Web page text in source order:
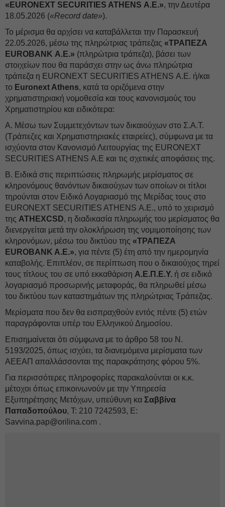
«EURONEXT SECURITIES ATHENS Α.Ε.», την Δευτέρα
18.05.2026 («Record date»).
Το μέρισμα θα αρχίσει να καταβάλλεται την Παρασκευή
22.05.2026, μέσω της πληρώτριας τράπεζας «ΤΡΑΠΕΖΑ
EUROBANK Α.Ε.» (πληρώτρια τράπεζα), βάσει των
στοιχείων που θα παράσχει στην ως άνω πληρώτρια
τράπεζα η EURONEXT SECURITIES ATHENS Α.Ε. ή/και
το Euronext Athens, κατά τα οριζόμενα στην
χρηματιστηριακή νομοθεσία και τους κανονισμούς του
Χρηματιστηρίου και ειδικότερα:
Α. Μέσω των Συμμετεχόντων των δικαιούχων στο Σ.Α.Τ.
(Τράπεζες και Χρηματιστηριακές εταιρείες), σύμφωνα με τα
ισχύοντα στον Κανονισμό Λειτουργίας της EURONEXT
SECURITIES ATHENS Α.Ε και τις σχετικές αποφάσεις της.
Β. Ειδικά στις περιπτώσεις πληρωμής μερίσματος σε
κληρονόμους θανόντων δικαιούχων των οποίων οι τίτλοι
τηρούνται στον Ειδικό Λογαριασμό της Μερίδας τους στο
EURONEXT SECURITIES ATHENS Α.Ε., υπό το χειρισμό
της ATHEXCSD, η διαδικασία πληρωμής του μερίσματος θα
διενεργείται μετά την ολοκλήρωση της νομιμοποίησης των
κληρονόμων, μέσω του δικτύου της «ΤΡΑΠΕΖΑ
EUROBANK A.E.», για πέντε (5) έτη από την ημερομηνία
καταβολής. Επιπλέον, σε περίπτωση που ο δικαιούχος τηρεί
τους τίτλους του σε υπό εκκαθάριση Α.Ε.Π.Ε.Υ. ή σε ειδικό
λογαριασμό προσωρινής μεταφοράς, θα πληρωθεί μέσω
του δικτύου των καταστημάτων της πληρώτριας Τράπεζας.
Μερίσματα που δεν θα εισπραχθούν εντός πέντε (5) ετών
παραγράφονται υπέρ του Ελληνικού Δημοσίου.
Επισημαίνεται ότι σύμφωνα με το άρθρο 58 του Ν.
5193/2025, όπως ισχύει, τα διανεμόμενα μερίσματα των
ΑΕΕΑΠ απαλλάσσονται της παρακράτησης φόρου 5%.
Για περισσότερες πληροφορίες παρακαλούνται οι κ.κ.
μέτοχοι όπως επικοινωνούν με την Υπηρεσία
Εξυπηρέτησης Μετόχων, υπεύθυνη κα Σαββίνα
Παπαδοπούλου, Τ: 210 7242593, E:
Savvina.pap@orilina.com .